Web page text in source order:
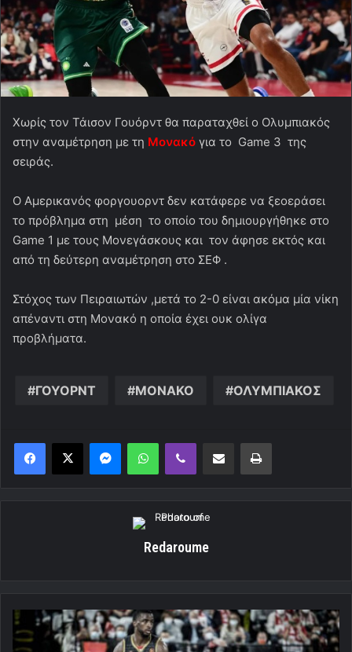
Χωρίς τον Τάισον Γουόρντ θα παραταχθεί ο Ολυμπιακός
στην αναμέτρηση με τη Μονακό για το Game 3 της
σειράς.
Ο Αμερικανός φοργουορντ δεν κατάφερε να ξεοεράσει
το πρόβλημα στη μέση το οποίο του δημιουργήθηκε στο
Game 1 με τους Μονεγάσκους και τον άφησε εκτός και
από τη δεύτερη αναμέτρηση στο ΣΕΦ .
Στόχος των Πειραιωτών ,μετά το 2-0 είναι ακόμα μία νίκη
απέναντι στη Μονακό η οποία έχει ουκ ολίγα
προβλήματα.
ΓΟΥΟΡΝΤ ΜΟΝΑΚΟ ΟΛΥΜΠΙΑΚΟΣ
MessengerWhatsAppViber Κοινοποίηση μέσω ηλεκτρονικού ταχυδρομείουΕκτύπωση
Redaroume
Aποδεκατισμένη
με
Ολυμπιακό